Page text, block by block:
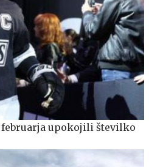
februarja upokojili številko